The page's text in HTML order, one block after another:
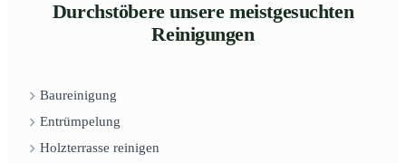
Durchstöbere unsere meistgesuchten
Reinigungen
Baureinigung
Entrümpelung
Holzterrasse reinigen